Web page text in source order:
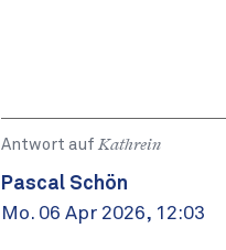
Antwort auf Kathrein
Pascal Schön
Mo. 06 Apr 2026, 12:03